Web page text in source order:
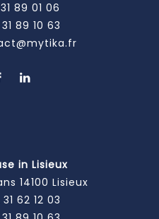
89 01 06
89 10 63
in Lisieux
14100 Lisieux
62 12 03